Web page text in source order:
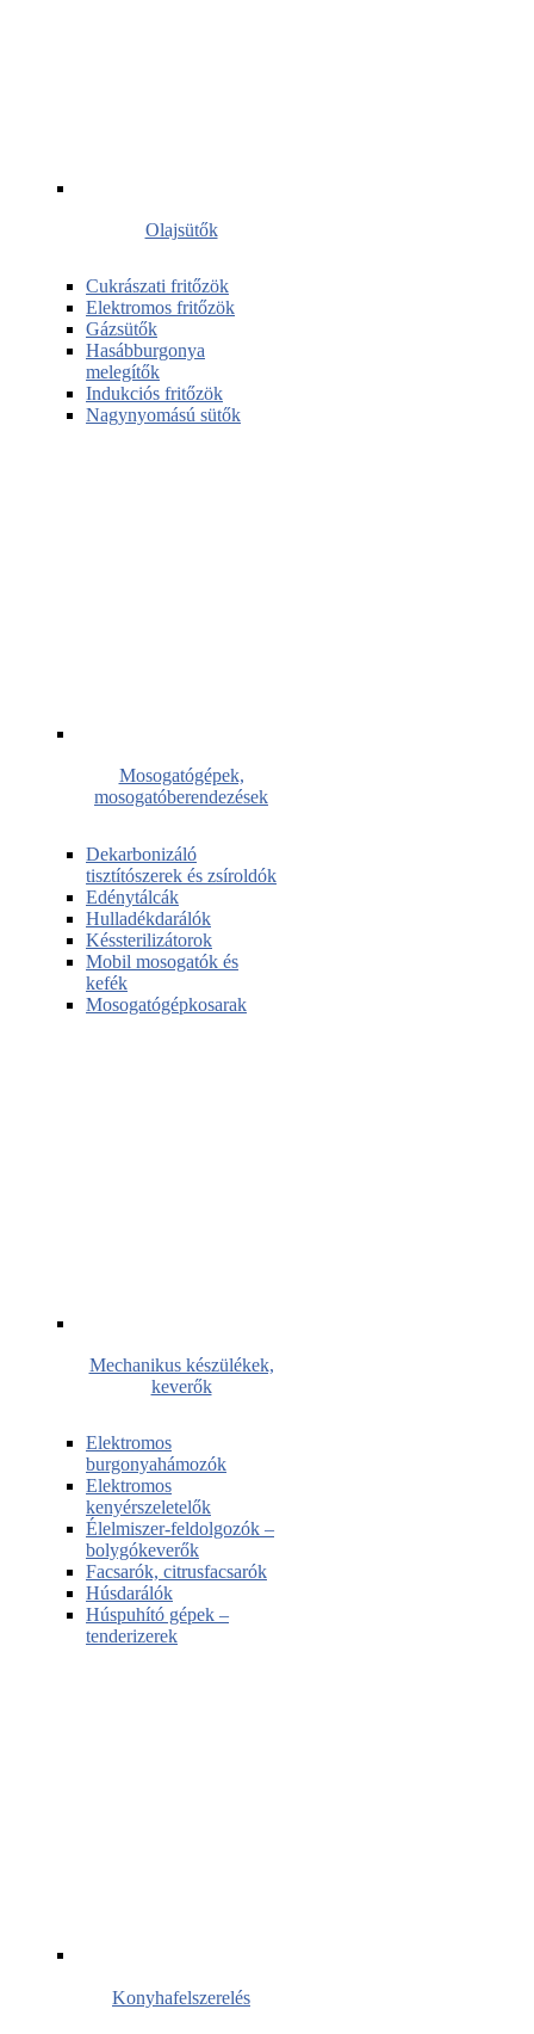
Olajsütők
Cukrászati fritőzök
Elektromos fritőzök
Gázsütők
Hasábburgonya
melegítők
Indukciós fritőzök
Nagynyomású sütők
Mosogatógépek,
mosogatóberendezések
Dekarbonizáló
tisztítószerek és zsíroldók
Edénytálcák
Hulladékdarálók
Késsterilizátorok
Mobil mosogatók és
kefék
Mosogatógépkosarak
Mechanikus készülékek,
keverők
Elektromos
burgonyahámozók
Elektromos
kenyérszeletelők
Élelmiszer-feldolgozók –
bolygókeverők
Facsarók, citrusfacsarók
Húsdarálók
Húspuhító gépek –
tenderizerek
Konyhafelszerelés